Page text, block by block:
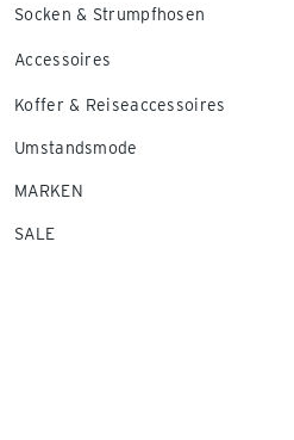
Socken & Strumpfhosen
Accessoires
Koffer & Reiseaccessoires
Umstandsmode
MARKEN
SALE